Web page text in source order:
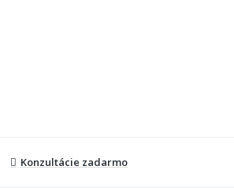
Konzultácie zadarmo